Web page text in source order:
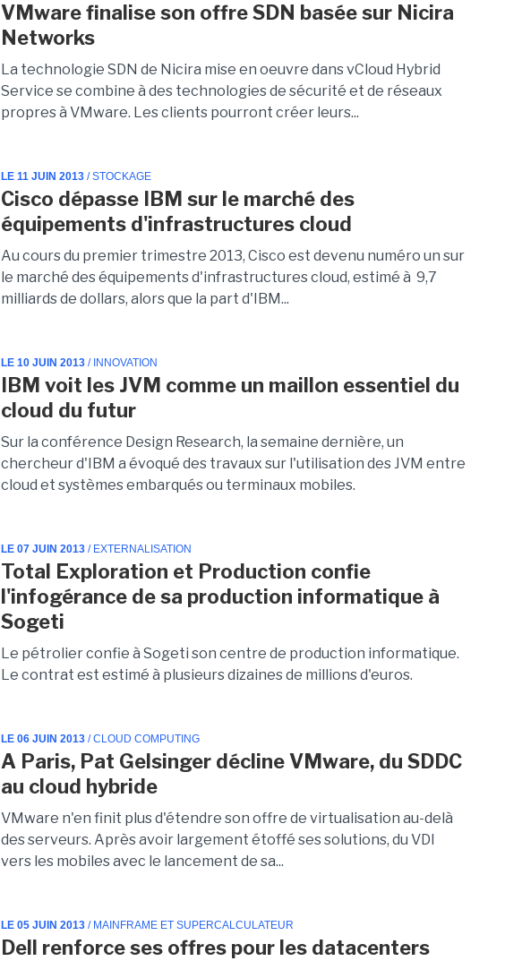
VMware finalise son offre SDN basée sur Nicira
Networks
La technologie SDN de Nicira mise en oeuvre dans vCloud Hybrid
Service se combine à des technologies de sécurité et de réseaux
propres à VMware. Les clients pourront créer leurs...
LE 11 JUIN 2013 / STOCKAGE
Cisco dépasse IBM sur le marché des
équipements d'infrastructures cloud
Au cours du premier trimestre 2013, Cisco est devenu numéro un sur
le marché des équipements d'infrastructures cloud, estimé à 9,7
milliards de dollars, alors que la part d'IBM...
LE 10 JUIN 2013 / INNOVATION
IBM voit les JVM comme un maillon essentiel du
cloud du futur
Sur la conférence Design Research, la semaine dernière, un
chercheur d'IBM a évoqué des travaux sur l'utilisation des JVM entre
cloud et systèmes embarqués ou terminaux mobiles.
LE 07 JUIN 2013 / EXTERNALISATION
Total Exploration et Production confie
l'infogérance de sa production informatique à
Sogeti
Le pétrolier confie à Sogeti son centre de production informatique.
Le contrat est estimé à plusieurs dizaines de millions d'euros.
LE 06 JUIN 2013 / CLOUD COMPUTING
A Paris, Pat Gelsinger décline VMware, du SDDC
au cloud hybride
VMware n'en finit plus d'étendre son offre de virtualisation au-delà
des serveurs. Après avoir largement étoffé ses solutions, du VDI
vers les mobiles avec le lancement de sa...
LE 05 JUIN 2013 / MAINFRAME ET SUPERCALCULATEUR
Dell renforce ses offres pour les datacenters